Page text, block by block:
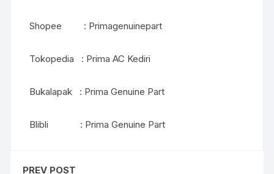
Shopee : Primagenuinepart
Tokopedia : Prima AC Kediri
Bukalapak : Prima Genuine Part
Blibli : Prima Genuine Part
PREV POST